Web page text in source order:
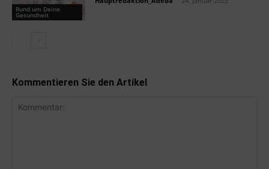
Rund um Deine
Gesundheit
Kommentieren Sie den Artikel